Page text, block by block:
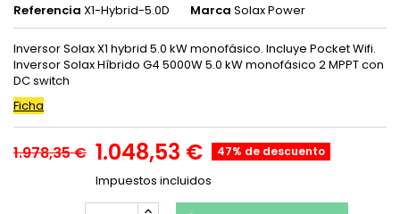
Referencia X1-Hybrid-5.0D Marca Solax Power
Inversor Solax X1 hybrid 5.0 kW monofásico. Incluye Pocket Wifi.
Inversor Solax Híbrido G4 5000W 5.0 kW monofásico 2 MPPT con
DC switch
Ficha
1.978,35 € 1.048,53 € 47% de descuento
Impuestos incluidos